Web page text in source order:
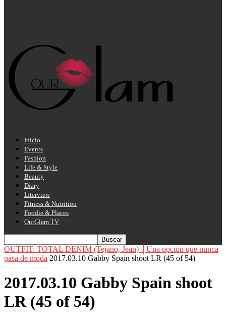
Inicio
Events
Fashion
Life & Style
Beauty
Diary
Interview
Fitness & Nutrition
Foodie & Places
OurGlam TV
OUTFIT: TOTAL DENIM (Tejano, Jean) │Una opción que nunca
pasa de moda 2017.03.10 Gabby Spain shoot LR (45 of 54)
2017.03.10 Gabby Spain shoot
LR (45 of 54)